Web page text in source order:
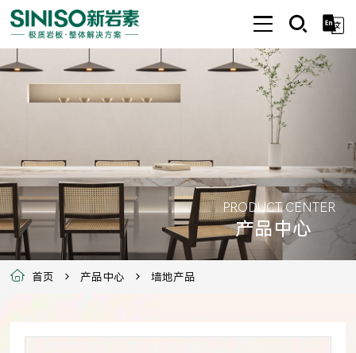
PRODUCT CENTER
产品中心
首页 产品中心 墙地产品